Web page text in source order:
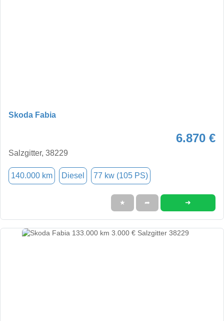
Skoda Fabia
6.870 €
Salzgitter, 38229
140.000 km Diesel 77 kw (105 PS)
★ ➦ ➜